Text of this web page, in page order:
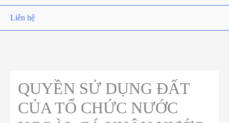
Liên hệ
QUYỀN SỬ DỤNG ĐẤT
CỦA TỔ CHỨC NƯỚC